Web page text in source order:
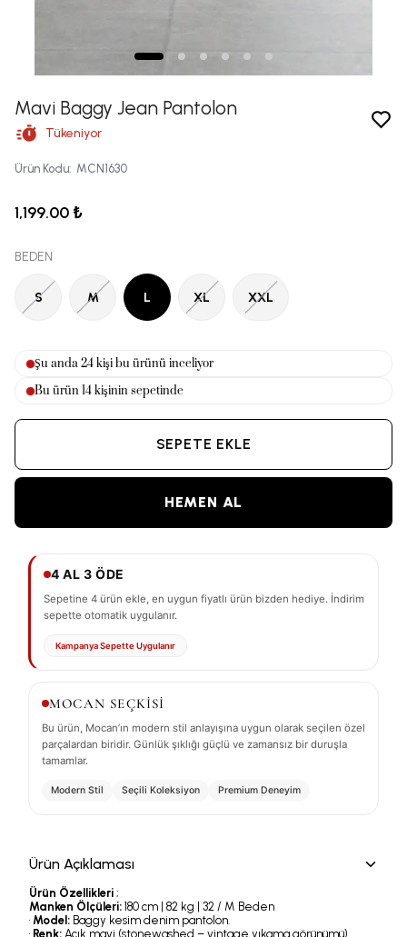
Mavi Baggy Jean Pantolon
Tükeniyor
Ürün Kodu: MCN1630
1,199.00 ₺
BEDEN
S M L XL XXL
Şu anda26kişi bu ürünü inceliyor
Bu ürün14kişinin sepetinde
SEPETE EKLE
HEMEN AL
4 AL 3 ÖDE
Sepetine 4 ürün ekle, en uygun fiyatlı ürün bizden hediye. İndirim
sepette otomatik uygulanır.
Kampanya Sepette Uygulanır
MOCAN SEÇKİSİ
Bu ürün, Mocan’ın modern stil anlayışına uygun olarak seçilen özel
parçalardan biridir. Günlük şıklığı güçlü ve zamansız bir duruşla
tamamlar.
Modern Stil Seçili Koleksiyon Premium Deneyim
Ürün Açıklaması
Ürün Özellikleri ;
Manken Ölçüleri: 180 cm | 82 kg | 32 / M Beden
• Model: Baggy kesim denim pantolon.
• Renk: Açık mavi (stonewashed – vintage yıkama görünümü).